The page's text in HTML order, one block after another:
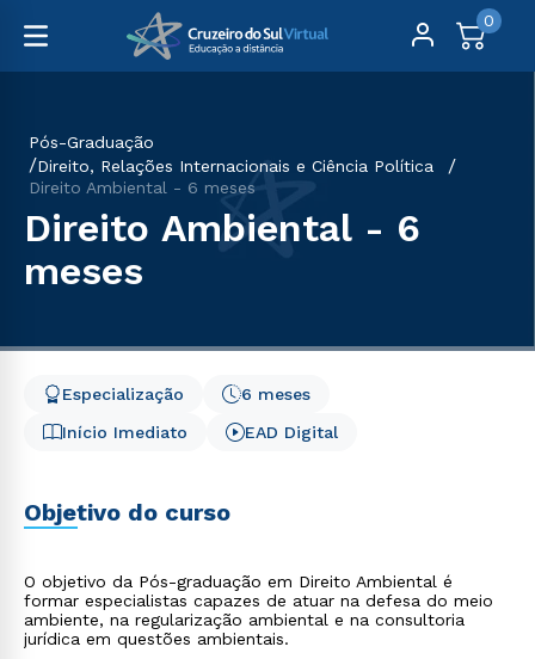
0
Pós-Graduação
Direito, Relações Internacionais e Ciência Política
Direito Ambiental - 6 meses
Direito Ambiental - 6
meses
Início Imediato
6 meses
Especialização
EAD Digital
Objetivo do curso
O objetivo da Pós-graduação em Direito Ambiental é
formar especialistas capazes de atuar na defesa do meio
ambiente, na regularização ambiental e na consultoria
jurídica em questões ambientais.